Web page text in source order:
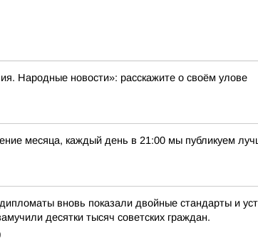
Народные новости»: расскажите о своём улове
месяца, каждый день в 21:00 мы публикуем
вновь показали двойные стандарты и
десятки тысяч советских граждан.